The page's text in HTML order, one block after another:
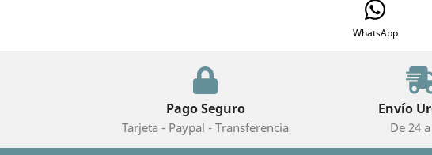
WhatsApp
Pago Seguro
Tarjeta - Paypal - Transferencia
Envío
De 24